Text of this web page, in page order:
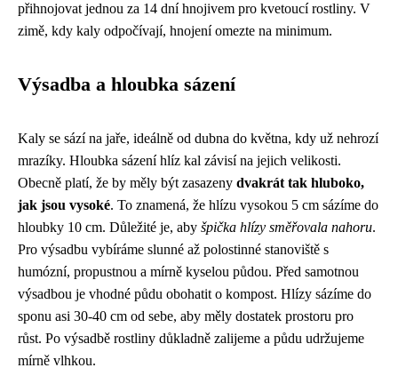
přihnojovat jednou za 14 dní hnojivem pro kvetoucí rostliny. V
zimě, kdy kaly odpočívají, hnojení omezte na minimum.
Výsadba a hloubka sázení
Kaly se sází na jaře, ideálně od dubna do května, kdy už nehrozí
mrazíky. Hloubka sázení hlíz kal závisí na jejich velikosti.
Obecně platí, že by měly být zasazeny dvakrát tak hluboko,
jak jsou vysoké. To znamená, že hlízu vysokou 5 cm sázíme do
hloubky 10 cm. Důležité je, aby špička hlízy směřovala nahoru.
Pro výsadbu vybíráme slunné až polostinné stanoviště s
humózní, propustnou a mírně kyselou půdou. Před samotnou
výsadbou je vhodné půdu obohatit o kompost. Hlízy sázíme do
sponu asi 30-40 cm od sebe, aby měly dostatek prostoru pro
růst. Po výsadbě rostliny důkladně zalijeme a půdu udržujeme
mírně vlhkou.